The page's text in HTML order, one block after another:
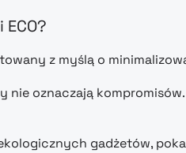
z myślą o
oznaczają
gadżetów,